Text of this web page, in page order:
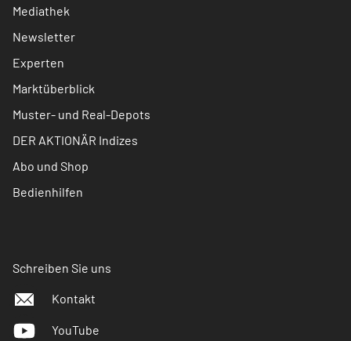
Mediathek
Newsletter
Experten
Marktüberblick
Muster- und Real-Depots
DER AKTIONÄR Indizes
Abo und Shop
Bedienhilfen
Schreiben Sie uns
Kontakt
YouTube